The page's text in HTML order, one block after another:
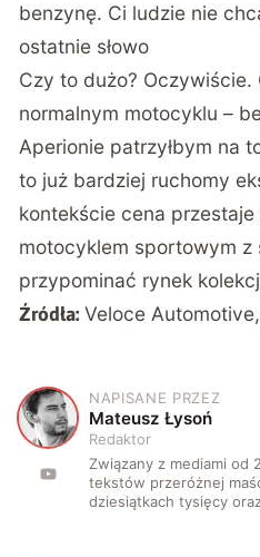
benzynę. Ci ludzie nie
ostatnie słowo
Czy to dużo? Oczywiście.
normalnym motocyklu –
Aperionie patrzyłbym na
to już bardziej ruchomy
kontekście cena
motocyklem sportowym z
przypominać rynek
Źródła: Veloce Automotive,
M
NAPISANE PRZEZ
Mateusz Łysoń
Redaktor
Związany z mediami od
tekstów przeróżnej
dziesiątkach tysięcy